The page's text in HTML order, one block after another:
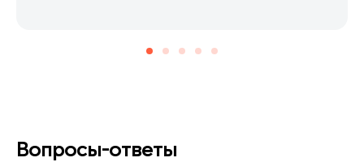
Вопросы-ответы